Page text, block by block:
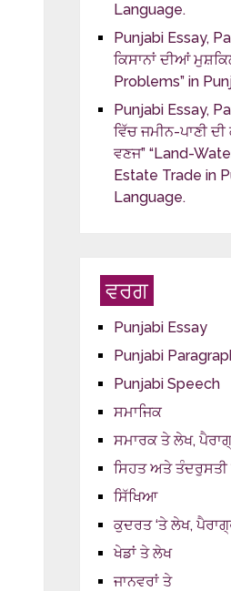
Language.
Punjabi Essay,
ਕਿਸਾਨਾਂ ਦੀਆਂ
Problems” in
Punjabi Essay,
ਵਿੱਚ ਜਮੀਨ-ਪਾਣੀ
ਵਣਜ” “Land-
Estate Trade in
Language.
ਵਰਗ
Punjabi Essay
Punjabi
Punjabi Speech
ਸਮਾਜਿਕ
ਸਮਾਰਕ ਤੇ ਲੇਖ,
ਸਿਹਤ ਅਤੇ ਤੰਦਰੁਸਤੀ
ਸਿੱਖਿਆ
ਕੁਦਰਤ ‘ਤੇ ਲੇਖ,
ਖੇਡਾਂ ਤੇ ਲੇਖ
ਜਾਨਵਰਾਂ ਤੇ